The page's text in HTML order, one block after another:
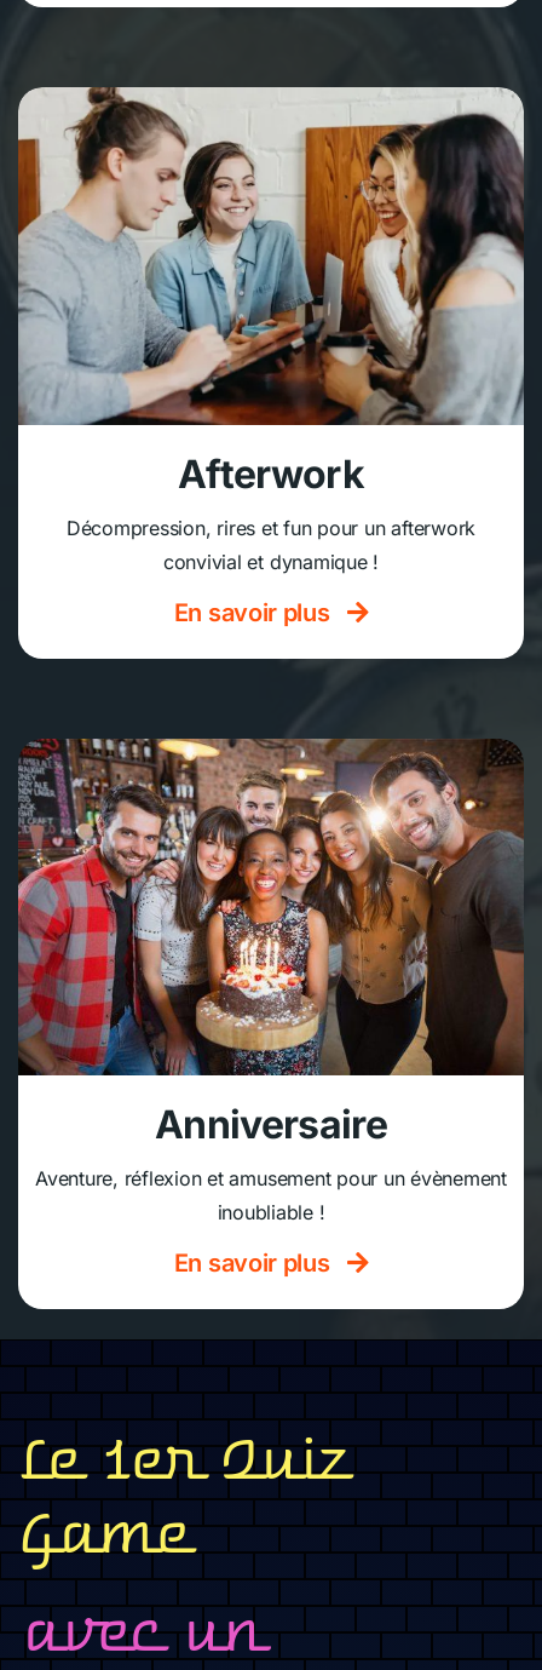
Afterwork
Décompression, rires et fun pour un afterwork
convivial et dynamique !
En savoir plus
Anniversaire
Aventure, réflexion et amusement pour un évènement
inoubliable !
En savoir plus
Le 1er Quiz
Game
avec un